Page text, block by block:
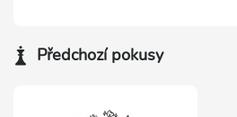
Předchozí pokusy